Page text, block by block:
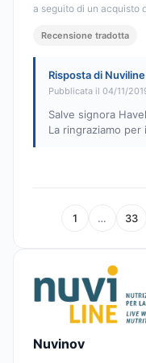
a seguito di un acquisto
Recensione tradotta
Risposta di Nuviline
Pubblicata il 04/11/
Salve signora
La ringraziamo
1 … 33
Nuvinov